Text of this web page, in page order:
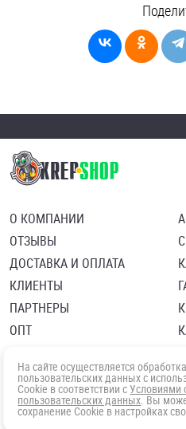
О КОМПАНИИ
ОТЗЫВЫ
ДОСТАВКА И ОПЛАТА
КЛИЕНТЫ
ПАРТНЕРЫ
ОПТ
Политика в отношении обработки
Согласие посетителя сайта на
На сайте осуществляется обработка
пользовательских данных с
Cookie в соответствии с Условиями
пользовательских данных. Вы
сохранение Cookie в настройках